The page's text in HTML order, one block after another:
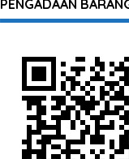
PENGADAAN